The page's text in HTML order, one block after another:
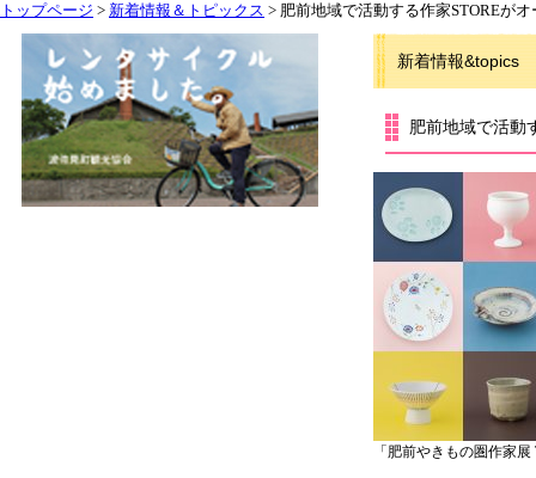
トップページ > 新着情報＆トピックス > 肥前地域で活動する作家STOREが
新着情報&topics
肥前地域で活動
「肥前やきもの圏作家